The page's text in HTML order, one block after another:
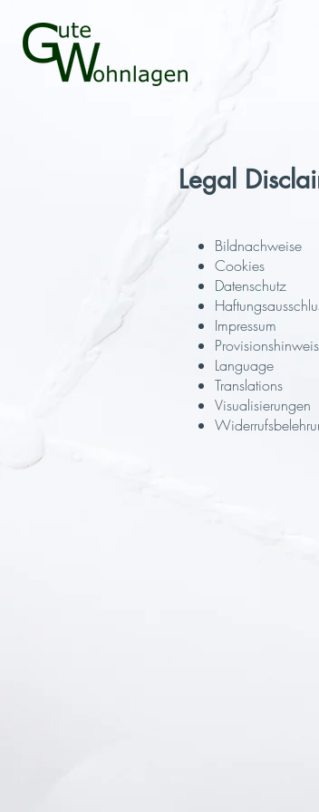
Legal
Bildnachweise
Cookies
Datenschutz
Impressum
Provisionshinweis
Language
Translations
Visualisierungen